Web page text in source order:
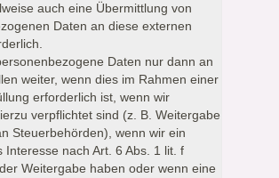
auch eine Übermittlung von
Daten an diese externen
Daten nur dann an
weiter, wenn dies im Rahmen einer
erforderlich ist, wenn wir
verpflichtet sind (z. B. Weitergabe
Steuerbehörden), wenn wir ein
Interesse nach Art. 6 Abs. 1 lit. f
Weitergabe haben oder wenn eine